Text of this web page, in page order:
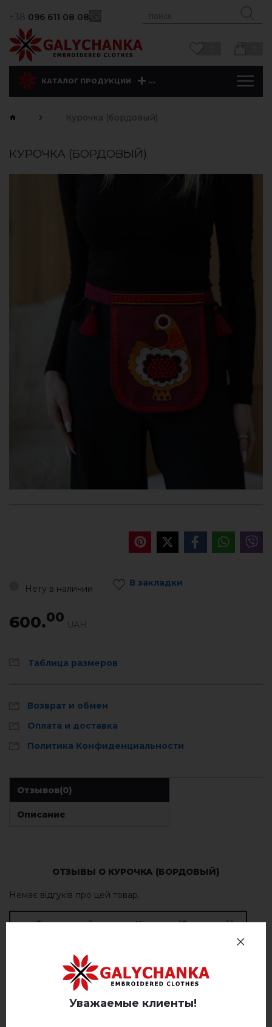
+38 096 611 08 08
КАТАЛОГ ПРОДУКЦИИ ...
Курочка (бордовый)
КУРОЧКА (БОРДОВЫЙ)
Нету в наличии
В закладки
600.00 UAH
Таблица размеров
Возврат и обмен
Оплата и доставка
Политика Конфиденциальности
Отзывов(0)
Описание
ОТЗЫВЫ О КУРОЧКА (БОРДОВЫЙ)
Немає відгуків про цей товар.
добавьте свой отзыв о Курочка (бордовый)
Уважаемые клиенты!